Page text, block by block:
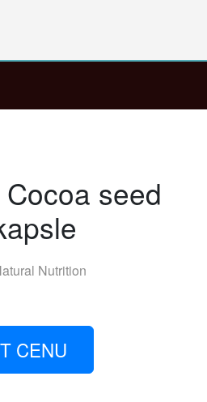
seed
Nutrition
CENU